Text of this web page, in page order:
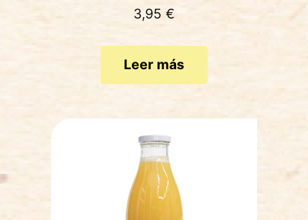
3,95 €
Leer más